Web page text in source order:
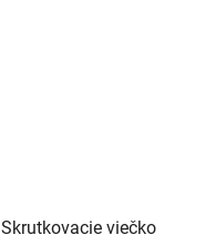
Skrutkovacie viečko